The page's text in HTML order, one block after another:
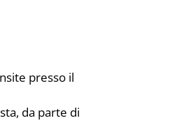
presso il
da parte di